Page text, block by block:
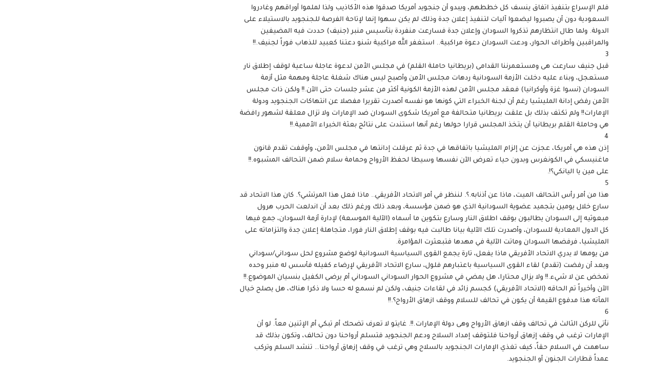
فلم الإسراع بتنفيذ اتفاق ينسف كل خططهم، ويبدو أن جنجويد أمريكا صدقوا هذه الأكاذيب ولذا لملموا أوراقهم وغادروا
السعودية دون أن يصبروا ليضعوا آليات لتنفيذ إعلان جدة وذلك لم يكن سهوا إنما لإتاحة الفرصة للجنجويد بالاستيلاء على
الدولة. ولما طال انتظارهم تذكروا السودان وإعلان جدة فسارعت منفردة بتأسيس منبر (جنيف) حددت فيه المضيفين
والمراقبين وأطراف الحوار، ودعت السودان دعوة مراكبية.. استغفر الله مراكبية شنو دعتنا كعبيد للذهاب فوراً لجنيف.!!
3
قبل جنيف سارعت هى ومستعمرننا القدامى (بريطانيا حاملة القلم) في مجلس الأمن لدعوة عاجلة ساعية لوقف إطلاق نار
مستعجل، وبناء عليه دخلت الأزمة السودانية ردهات مجلس الأمن وأصبح ليس هناك شغلة عاجلة ومهمة مثل أزمة
السودان (نسوا غزة وأوكرانيا) فعقد مجلس الأمن لهذه الأزمة الكونية أكثر من عشر جلسات حتى الآن.!! ولكن ذات مجلس
الأمن رفض إدانة المليشيا رغم أن لجنة الخبراء التي كونها هو نفسه أصدرت تقريرا مفصلا عن انتهاكات الجنجويد ودولة
الإمارات!! ولم تكتف بذلك بل علقت بريطانيا متحالفة مع أمريكا شكوى السودان ضد الإمارات ولا تزال معلقة لشهور رافضة
هي وحاملة القلم بريطانيا أن يتخذ المجلس قرارا حولها رغم أنها استندت على نتائج بعثة الخبراء الأممية.!!
4
إذن هذه هي أمريكا، عجزت عن إلزام المليشيا باتفاقها في جدة ثم عرقلت إدانتها في مجلس الأمن، وأوقفت تقدم قانون
ماغنيسكي في الكونغرس وبدون حياء تعرض الآن نفسها وسيطا لحفظ الأرواح وحمامة سلام ضمن التحالف المشبوه.!!
على مين يا اليانكي؟!.
5
هذا من أمر رأس التحالف الميت، ماذا عن أذنابه.؟. لننظر في أمر الاتحاد الأفريقي.. ماذا فعل هذا المرتشي؟. كان هذا الاتحاد قد
سارع خلال يومين بتجميد عضوية السودانية الذي هو ضمن مؤسسة، وبعد ذلك ورغم ذلك بعد أن اندلعت الحرب هرول
مبعوثيه إلى السودان يطالبون بوقف اطلاق النار وسارع بتكوين ما أسماه (الآلية الموسعة) لإدارة أزمة السودان، جمع فيها
كل الدول المعادية للسودان، وأصدرت تلك الآلية بيانا طالبت فيه بوقف إطلاق النار فورا، متجاهلة إعلان جدة والتزاماته على
المليشيا، فرفضها السودان وماتت الآلية في مهدها فتبعثرت المؤامرة.
من يومها لا يدري الاتحاد الأفريقي ماذا يفعل، تارة يجمع القوى السياسية السودانية لوضع مشروع لحل سوداني/سوداني
وبعد أن رفضت (تقدم) لقاء القوى السياسية باعتبارهم فلول، سارع الاتحاد الأفريقي لإرضاء كفيله فأسس له منبر وحده
تمخض عن لا شيء.!! ولا يزال محتارا، هل يمضي في مشروع الحوار السوداني السوداني أم يرضى الكفيل بنسيان الموضوع.!!
الآن وأخيراً تم الحاقه (الاتحاد الأفريقي) كجسم زائد في لقاءات جنيف، ولكن لم نسمع له حسا ولا ذكرا هناك، هل يصلح خيال
المآته هذا مدفوع القيمة أن يكون في تحالف للسلام ووقف ازهاق الأرواح؟.!!
6
نأتي للركن الثالث في تحالف وقف ازهاق الأرواح وهى دولة الإمارات.!!. غايتو لا تعرف تضحك أم تبكي أم الإثنين معاً. لو أن
الإمارات ترغب في وقف إزهاق أرواحنا فلتوقف إمداد السلاح ودعم الجنجويد فتسلم أرواحنا دون تحالف، وتكون بذلك قد
ساهمت في السلام حقاً، كيف تغذي الإمارات الجنجويد بالسلاح وهي ترغب في وقف إزهاق أرواحنا… تنشد السلم وتركب
عمداً قطارات الجنون أو الجنجويد.